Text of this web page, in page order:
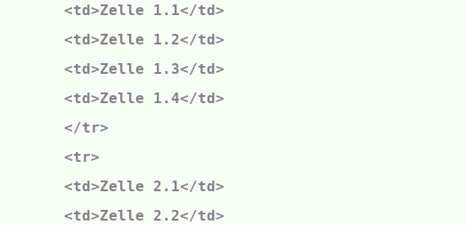
<td>Zelle 1.1</td>
<td>Zelle 1.2</td>
<td>Zelle 1.3</td>
<td>Zelle 1.4</td>
</tr>
<tr>
<td>Zelle 2.1</td>
<td>Zelle 2.2</td>